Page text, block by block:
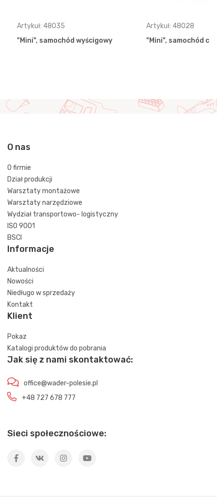
Artykuł: 48035
"Mini", samochód wyścigowy
Artykuł: 48028
"Mini", samochód
O nas
O firmie
Dział produkcji
Warsztaty montażowe
Warsztaty narzędziowe
Wydział transportowo- logistyczny
ISO 9001
BSCI
Informacje
Aktualności
Nowości
Niedługo w sprzedaży
Kontakt
Klient
Pokaz
Katalogi produktów do pobrania
Jak się z nami skontaktować:
office@wader-polesie.pl
+48 727 678 777
Sieci społecznościowe: